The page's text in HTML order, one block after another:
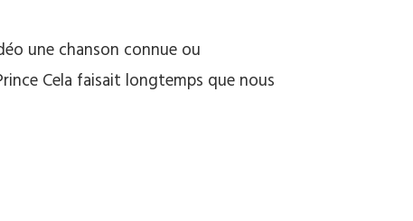
une chanson connue ou
Cela faisait longtemps que nous